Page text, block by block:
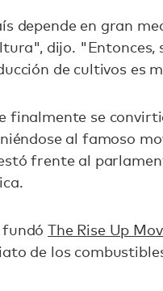
depende en gran
dijo. "Entonces,
de cultivos es
finalmente se
al famoso
frente al
fundóThe Rise Up
de los